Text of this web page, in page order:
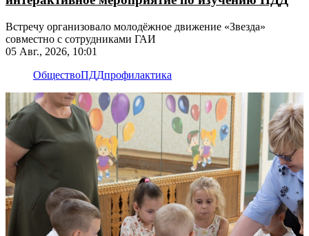
Встречу организовало молодёжное движение «Звезда»
совместно с сотрудниками ГАИ
05 Авг., 2026, 10:01
ОбществоПДДпрофилактика